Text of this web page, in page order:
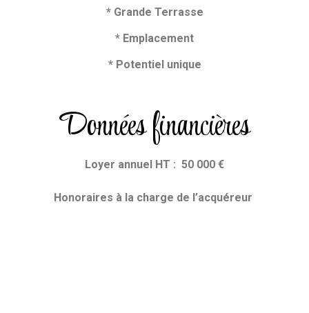
* Grande Terrasse
* Emplacement
* Potentiel unique
Données financières
Loyer annuel HT : 50 000 €
Honoraires à la charge de l’acquéreur